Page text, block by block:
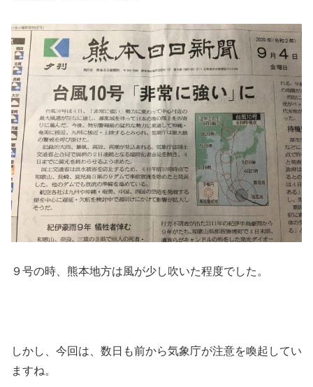
９号の時、熊本地方は風が少し吹いた程度でした。
しかし、今回は、数日も前から気象庁が注意を喚起してい
ますね。